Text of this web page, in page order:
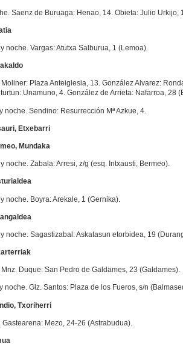
Saenz de Buruaga: Henao, 14. Obieta: Julio Urkijo,
noche. Vargas: Atutxa Salburua, 1 (Lemoa).
Plaza Anteiglesia, 13. González Alvarez:
Unamuno, 4. González de Arrieta: Nafarroa, 28
noche. Sendino: Resurrección Mª Azkue, 4.
Etxebarri
Mundaka
noche. Zabala: Arresi, z/g (esq. Intxausti, Bermeo).
noche. Boyra: Arekale, 1 (Gernika).
y noche. Sagastizabal: Askatasun etorbidea, 19
Duque: San Pedro de Galdames, 23 (Galdames).
noche. Glz. Santos: Plaza de los Fueros, s/n
Txoriherri
Gastearena: Mezo, 24-26 (Astrabudua).